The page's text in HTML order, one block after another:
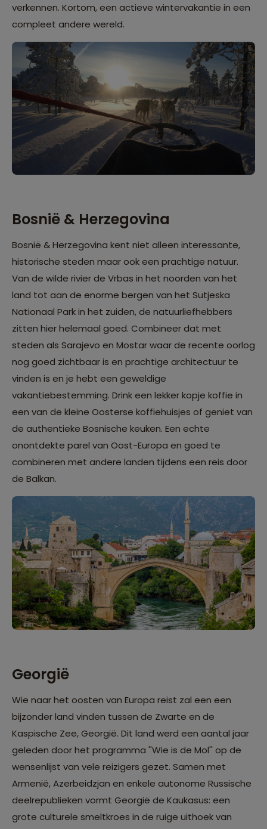
verkennen. Kortom, een actieve wintervakantie in een
compleet andere wereld.
Bosnië & Herzegovina
Bosnië & Herzegovina kent niet alleen interessante,
historische steden maar ook een prachtige natuur.
Van de wilde rivier de Vrbas in het noorden van het
land tot aan de enorme bergen van het Sutjeska
Nationaal Park in het zuiden, de natuurliefhebbers
zitten hier helemaal goed. Combineer dat met
steden als Sarajevo en Mostar waar de recente oorlog
nog goed zichtbaar is en prachtige architectuur te
vinden is en je hebt een geweldige
vakantiebestemming. Drink een lekker kopje koffie in
een van de kleine Oosterse koffiehuisjes of geniet van
de authentieke Bosnische keuken. Een echte
onontdekte parel van Oost-Europa en goed te
combineren met andere landen tijdens een reis door
de Balkan.
Georgië
Wie naar het oosten van Europa reist zal een een
bijzonder land vinden tussen de Zwarte en de
Kaspische Zee,Georgië. Dit land werd een aantal jaar
geleden door het programma ''Wie is de Mol'' op de
wensenlijst van vele reizigers gezet. Samen met
Armenië, Azerbeidzjan en enkele autonome Russische
deelrepublieken vormt Georgië de Kaukasus: een
grote culturele smeltkroes in de ruige uithoek van